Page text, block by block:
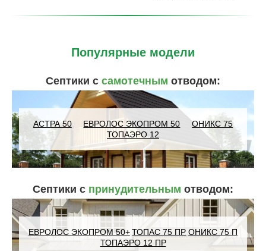
Популярные модели
Септики с самотечным отводом:
АСТРА 50 ЕВРОЛОС ЭКОПРОМ 50
ОНИКС 75
ТОПАЭРО 12
Септики с принудительным отводом:
ЕВРОЛОС ЭКОПРОМ 50+ ТОПАС 75 ПР ОНИКС 75 П
ТОПАЭРО 12 ПР